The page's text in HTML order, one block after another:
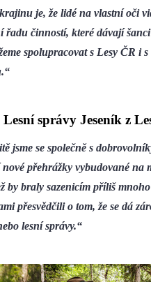
je, že lidé na vlastní oči
řadu činností, které dávají
spolupracovat s Lesy ČR
správy Jeseník z
jsme se společně s
nové přehrážky vybudované
by braly sazenicím příliš
přesvědčili o tom, že se dá
lesní správy.“